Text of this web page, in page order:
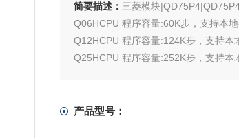
简要描述： 三菱模块
Q06HCPU 程序容量:60K步，支持本
Q12HCPU 程序容量:124K步，支持
Q25HCPU 程序容量:252K步，支持
产品型号：